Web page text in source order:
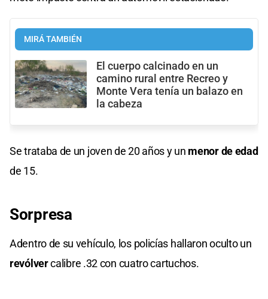
MIRÁ TAMBIÉN
El cuerpo calcinado en un
camino rural entre Recreo y
Monte Vera tenía un balazo en
la cabeza
Se trataba de un joven de 20 años y un menor de edad
de 15.
Sorpresa
Adentro de su vehículo, los policías hallaron oculto un
revólvercalibre .32 con cuatro cartuchos.